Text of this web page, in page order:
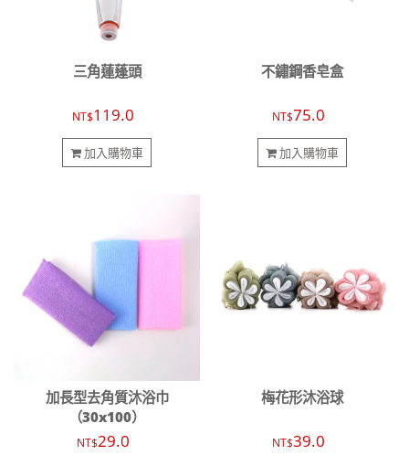
三角蓮蓬頭
NT$119.0
加入購物車
不鏽鋼香皂盒
NT$75.0
加入購物車
加長型去角質沐浴巾
（30x100）
NT$29.0
梅花形沐浴球
NT$39.0